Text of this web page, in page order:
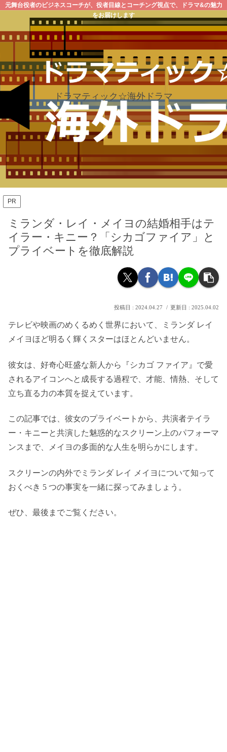
元舞台役者のビジネスコーチが、役者目線とコーチング視点で、ドラマ&の魅力
をお届けします
ドラマティック☆海外ドラマ
PR
ミランダ・レイ・メイヨの結婚相手はテ
イラー・キニー？「シカゴファイア」と
プライベートを徹底解説
2024.04.27 2025.04.02
テレビや映画のめくるめく世界において、ミランダ レイ
メイヨほど明るく輝くスターはほとんどいません。
彼女は、好奇心旺盛な新人から『シカゴ ファイア』で愛
されるアイコンへと成長する過程で、才能、情熱、そして
立ち直る力の本質を捉えています。
この記事では、彼女のプライベートから、共演者テイラ
ー・キニーと共演した魅惑的なスクリーン上のパフォーマ
ンスまで、メイヨの多面的な人生を明らかにします。
スクリーンの内外でミランダ レイ メイヨについて知って
おくべき 5 つの事実を一緒に探ってみましょう。
ぜひ、最後までご覧ください。